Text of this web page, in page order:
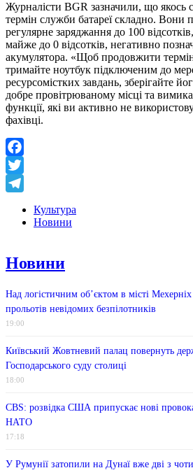
Журналісти BGR зазначили, що якось
термін служби батареї складно. Вони
регулярне заряджання до 100
майже до 0 відсотків, негативно
акумулятора. «Щоб продовжити
тримайте ноутбук підключеним до
ресурсомістких завдань, зберігайте
добре провітрюваному місці та
функції, які ви активно не
фахівці.
Facebook
Twitter
Культура
Новини
Новини
Над логістичним об’єктом в місті
прольотів невідомих безпілотників
19:00
Київський Жовтневий палац повернуть
Господарського суду столиці
18:00
CBS: розвідка США припускає нові
НАТО
17:18
У Румунії затопили на Дунаї вже дві з